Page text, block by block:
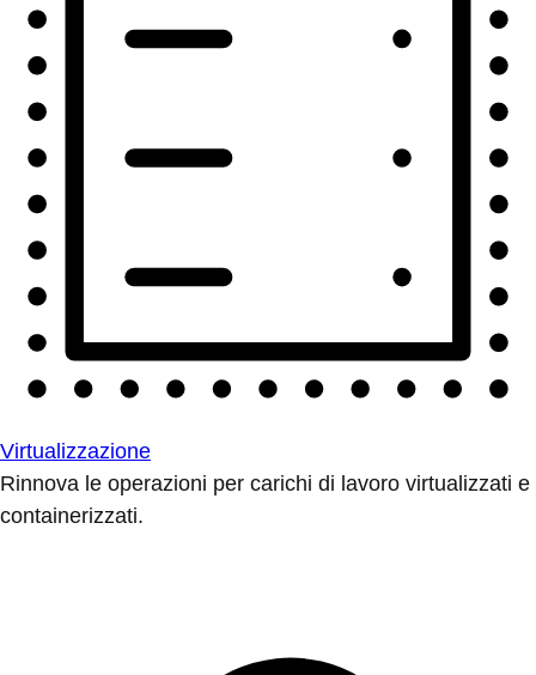
Virtualizzazione
Rinnova le operazioni per carichi di lavoro virtualizzati e
containerizzati.